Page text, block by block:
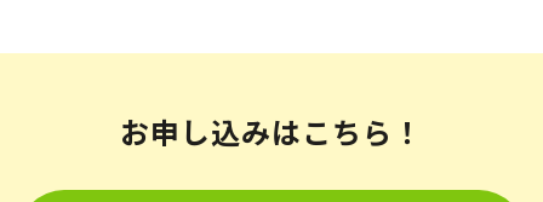
お申し込みはこちら！